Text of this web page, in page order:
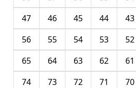
43
44
45
46
47
52
53
54
55
56
61
62
63
64
65
70
71
72
73
74